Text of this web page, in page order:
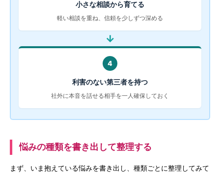
小さな相談から育てる
軽い相談を重ね、信頼を少しずつ深める
→
4
利害のない第三者を持つ
社外に本音を話せる相手を一人確保しておく
悩みの種類を書き出して整理する
まず、いま抱えている悩みを書き出し、種類ごとに整理してみて